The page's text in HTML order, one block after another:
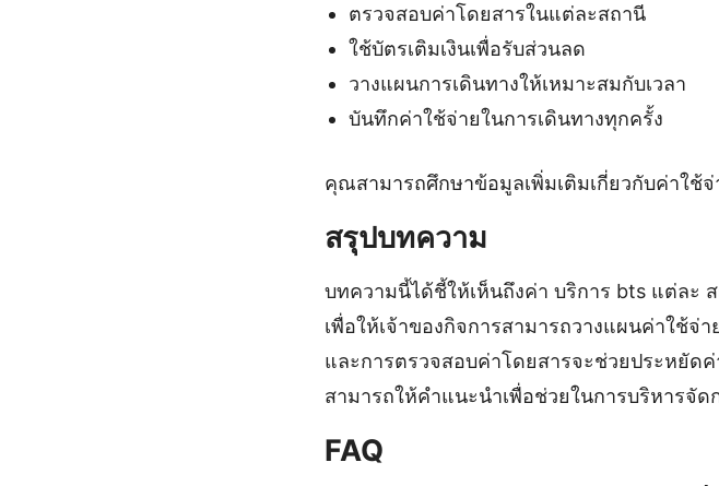
ตรวจสอบค่าโดยสารในแต่ละสถานี
ใช้บัตรเติมเงินเพื่อรับส่วนลด
วางแผนการเดินทางให้เหมาะสมกับเวลา
บันทึกค่าใช้จ่ายในการเดินทางทุกครั้ง
คุณสามารถศึกษาข้อมูลเพิ่มเติมเกี่ยวกับค่าใช้
สรุปบทความ
บทความนี้ได้ชี้ให้เห็นถึงค่า บริการ bts แต่ละ
เพื่อให้เจ้าของกิจการสามารถวางแผนค่าใช้จ่
และการตรวจสอบค่าโดยสารจะช่วยประหยัด
สามารถให้คำแนะนำเพื่อช่วยในการบริหารจัด
FAQ